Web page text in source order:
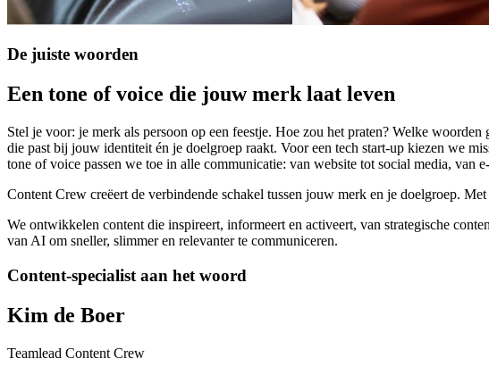
De juiste woorden
Een tone of voice die jouw merk laat leven
Stel je voor: je merk als persoon op een feestje. Hoe zou het praten? Welke
die past bij jouw identiteit én je doelgroep raakt. Voor een tech start-up kiezen we
tone of voice passen we toe in alle communicatie: van website tot social media,
Content Crew creëert de verbindende schakel tussen jouw merk en je doelgroep.
We ontwikkelen content die inspireert, informeert en activeert, van strategische
van AI om sneller, slimmer en relevanter te communiceren.
Content-specialist aan het woord
Kim de Boer
Teamlead Content Crew